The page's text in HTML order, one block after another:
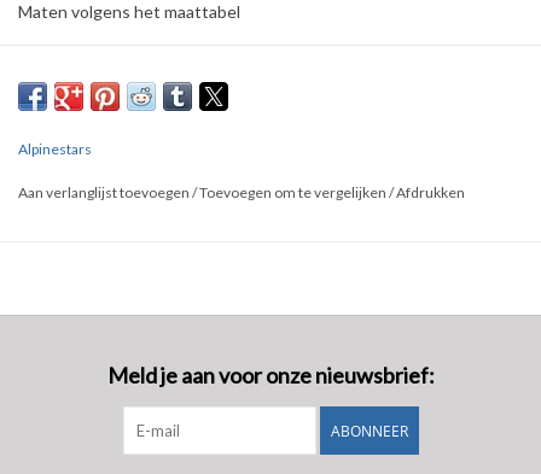
Maten volgens het maattabel
M = M & L
XL = XL & XXL
Alpinestars
Aan verlanglijst toevoegen /Toevoegen om te vergelijken /Afdrukken
Meld je aan voor onze nieuwsbrief:
ABONNEER